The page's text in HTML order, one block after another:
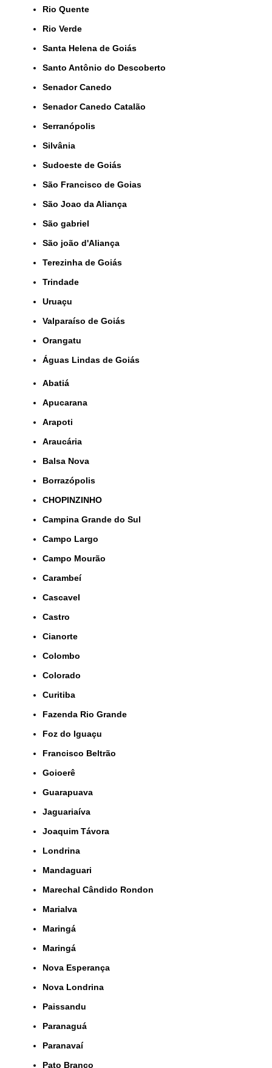
Rio Quente
Rio Verde
Santa Helena de Goiás
Santo Antônio do Descoberto
Senador Canedo
Senador Canedo Catalão
Serranópolis
Silvânia
Sudoeste de Goiás
São Francisco de Goias
São Joao da Aliança
São gabriel
São joão d'Aliança
Terezinha de Goiás
Trindade
Uruaçu
Valparaíso de Goiás
orangatu
Águas Lindas de Goiás
Abatiá
Apucarana
Arapoti
Araucária
Balsa Nova
Borrazópolis
CHOPINZINHO
Campina Grande do Sul
Campo Largo
Campo Mourão
Carambeí
Cascavel
Castro
Cianorte
Colombo
Colorado
Curitiba
Fazenda Rio Grande
Foz do Iguaçu
Francisco Beltrão
Goioerê
Guarapuava
Jaguariaíva
Joaquim Távora
Londrina
Mandaguari
Marechal Cândido Rondon
Marialva
Maringá
Maringá
Nova Esperança
Nova Londrina
Paissandu
Paranaguá
Paranavaí
Pato Branco